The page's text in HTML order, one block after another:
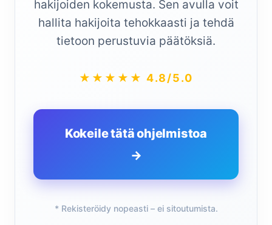
hakijoiden kokemusta. Sen avulla voit
hallita hakijoita tehokkaasti ja tehdä
tietoon perustuvia päätöksiä.
★★★★★ 4.8/5.0
Kokeile tätä ohjelmistoa
→
* Rekisteröidy nopeasti – ei sitoutumista.